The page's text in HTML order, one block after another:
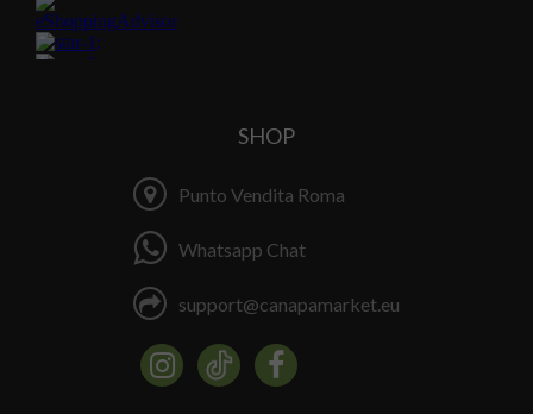
SHOP
Punto Vendita Roma
Whatsapp Chat
support@canapamarket.eu